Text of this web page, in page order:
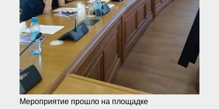
Антикоррупционная политика
Орган надзора
Охрана труда
Видеоматериалы
Членство в НКО
Работа в Общественных советах
Повышение квалификации,
профессиональная
переподготовка
Мероприятие прошло на площадке